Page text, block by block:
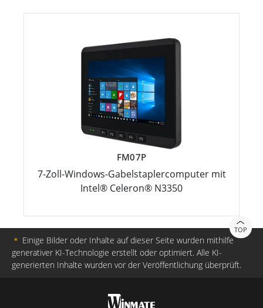
FM07P
7-Zoll-Windows-Gabelstaplercomputer mit
Intel® Celeron® N3350
TOP
＊ Einige Bilder oder Inhalte auf dieser Seite wurden mithilfe
generativer KI-Technologie erstellt oder optimiert. Alle KI-
generierten Inhalte wurden vor der Veröffentlichung überprüft.